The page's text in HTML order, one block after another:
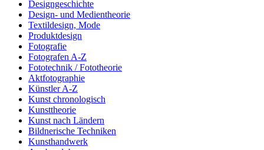
Designgeschichte
Design- und Medientheorie
Textildesign, Mode
Produktdesign
Fotografie
Fotografen A-Z
Fototechnik / Fototheorie
Aktfotographie
Künstler A-Z
Kunst chronologisch
Kunsttheorie
Kunst nach Ländern
Bildnerische Techniken
Kunsthandwerk